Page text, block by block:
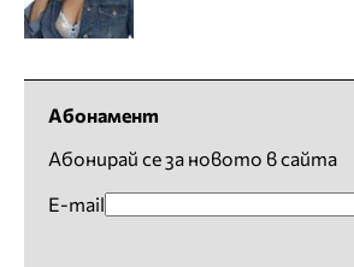
Абонамент
Абонирай се за новото в сайта
E-mail